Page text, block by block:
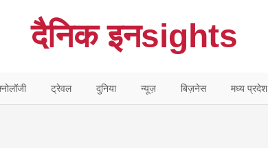
दैनिक इनsights
ट्रेवल दुनिया न्यूज़ बिज़नेस मध्य प्रदेश